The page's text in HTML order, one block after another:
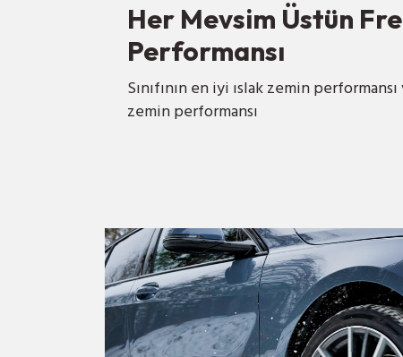
Her Mevsim Üstün
Performansı
Sınıfının en iyi ıslak zemin
zemin performansı